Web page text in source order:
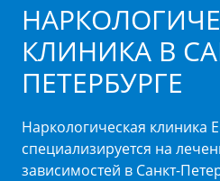
КЛИНИКА В
ПЕТЕРБУРГЕ
Наркологическая клиника
специализируется на
зависимостей в Санкт-